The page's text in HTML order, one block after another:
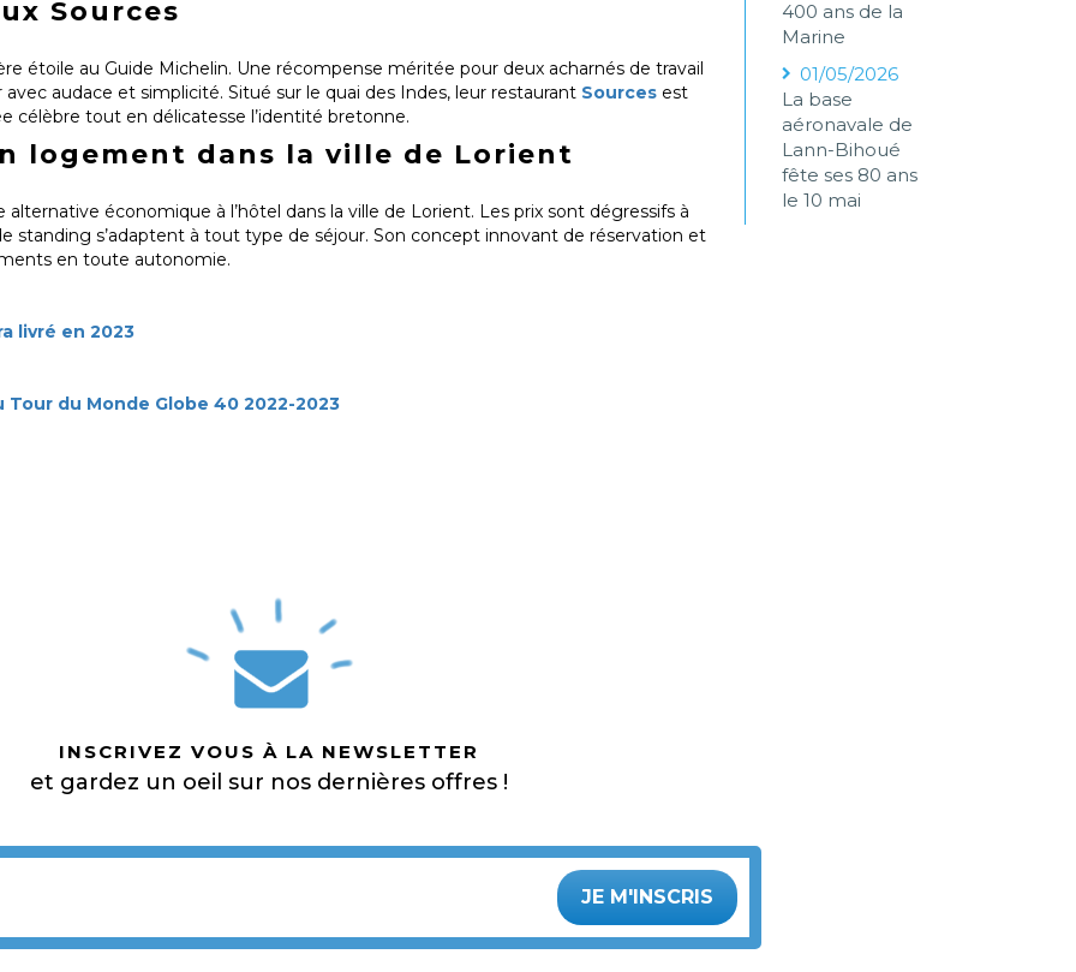
Sources
étoile au Guide Michelin. Une récompense méritée pour deux acharnés de travail
audace et simplicité. Situé sur le quai des Indes, leur restaurant Sources est
célèbre tout en délicatesse l’identité bretonne.
logement dans la ville de Lorient
économique à l’hôtel dans la ville de Lorient. Les prix sont dégressifs à
standing s’adaptent à tout type de séjour. Son concept innovant de réservation et
en toute autonomie.
livré en 2023
du Monde Globe 40 2022-2023
400 ans de la
Marine
01/05/2026
La base
aéronavale de
Lann-Bihoué
fête ses 80 ans
le 10 mai
INSCRIVEZ VOUS À LA NEWSLETTER
et gardez un oeil sur nos dernières offres !
JE M'INSCRIS